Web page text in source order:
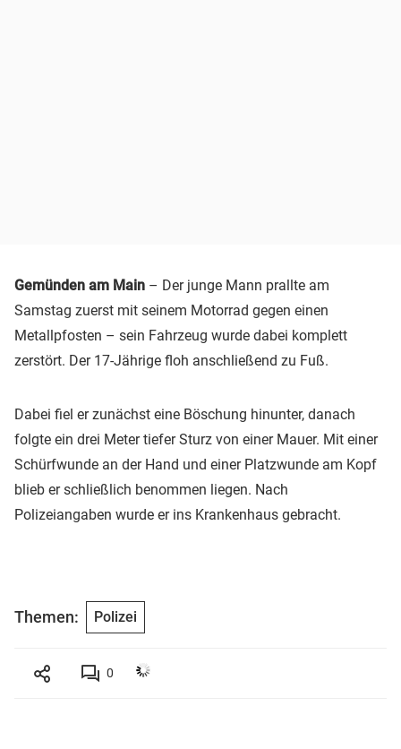
Gemünden am Main – Der junge Mann prallte am
Samstag zuerst mit seinem Motorrad gegen einen
Metallpfosten – sein Fahrzeug wurde dabei komplett
zerstört. Der 17-Jährige floh anschließend zu Fuß.
Dabei fiel er zunächst eine Böschung hinunter, danach
folgte ein drei Meter tiefer Sturz von einer Mauer. Mit einer
Schürfwunde an der Hand und einer Platzwunde am Kopf
blieb er schließlich benommen liegen. Nach
Polizeiangaben wurde er ins Krankenhaus gebracht.
Themen: Polizei
0